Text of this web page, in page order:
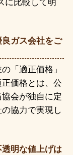
に比較して明
ガス会社をご
「適正価格」
価格とは、公
会が独自に定
協力で実現し
明な値上げは